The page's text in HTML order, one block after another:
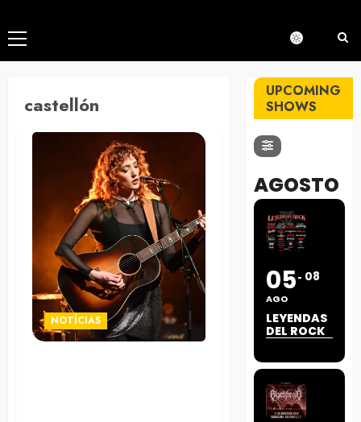
Menú
principal
castellón
NOTÍCIAS
UPCOMING
SHOWS
AGOSTO
05
AGO
08
LEYENDAS
DEL ROCK